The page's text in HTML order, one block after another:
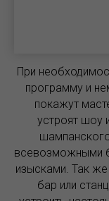
При
программу и
покажут
устроят шоу
всевозможными
изысками. Так
бар или